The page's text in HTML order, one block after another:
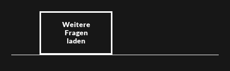
Weitere
Fragen
laden